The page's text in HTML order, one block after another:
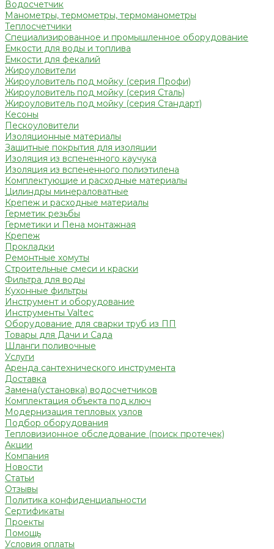
Водосчетчик
Манометры, термометры, термоманометры
Теплосчетчики
Специализированное и промышленное оборудование
Емкости для воды и топлива
Емкости для фекалий
Жироуловители
Жироуловитель под мойку (серия Профи)
Жироуловитель под мойку (серия Сталь)
Жироуловитель под мойку (серия Стандарт)
Кесоны
Пескоуловители
Изоляционные материалы
Защитные покрытия для изоляции
Изоляция из вспененного каучука
Изоляция из вспененного полиэтилена
Комплектующие и расходные материалы
Цилиндры минераловатные
Крепеж и расходные материалы
Герметик резьбы
Герметики и Пена монтажная
Крепеж
Прокладки
Ремонтные хомуты
Строительные смеси и краски
Фильтра для воды
Кухонные фильтры
Инструмент и оборудование
Инструменты Valtec
Оборудование для сварки труб из ПП
Товары для Дачи и Сада
Шланги поливочные
Услуги
Аренда сантехнического инструмента
Доставка
Замена(установка) водосчетчиков
Комплектация объекта под ключ
Модернизация тепловых узлов
Подбор оборудования
Тепловизионное обследование (поиск протечек)
Акции
Компания
Новости
Статьи
Отзывы
Политика конфиденциальности
Сертификаты
Проекты
Помощь
Условия оплаты